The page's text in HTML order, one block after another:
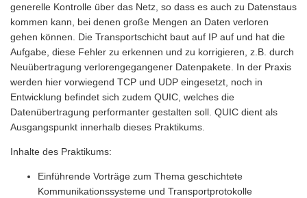
generelle Kontrolle über das Netz, so dass es auch zu Datenstaus
kommen kann, bei denen große Mengen an Daten verloren
gehen können. Die Transportschicht baut auf IP auf und hat die
Aufgabe, diese Fehler zu erkennen und zu korrigieren, z.B. durch
Neuübertragung verlorengegangener Datenpakete. In der Praxis
werden hier vorwiegend TCP und UDP eingesetzt, noch in
Entwicklung befindet sich zudem QUIC, welches die
Datenübertragung performanter gestalten soll. QUIC dient als
Ausgangspunkt innerhalb dieses Praktikums.
Inhalte des Praktikums:
Einführende Vorträge zum Thema geschichtete
Kommunikationssysteme und Transportprotokolle